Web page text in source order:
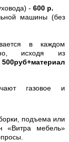
- 600 р.
машины (без
в каждом
исходя из
газовое и
подъема или
«Витра мебель»